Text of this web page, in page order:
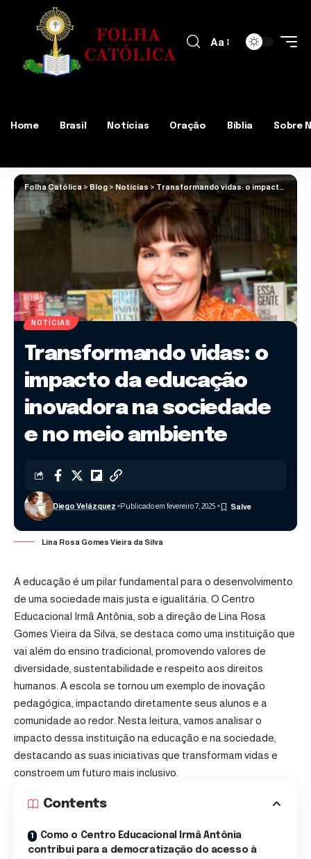
Aa
Home Brasil Notícias Oração Bíblia Sobre
Folha Católica >Blog > Notícias > Transformando vidas: o impacto da educação inovadora na sociedade e no meio ambiente
NOTÍCIAS
Transformando vidas: o
impacto da educação
inovadora na sociedade
e no meio ambiente
Diego Velázquez Publicado em fevereiro 7, 2025
Lina Rosa Gomes Vieira da Silva
A educação é um pilar fundamental para o desenvolvimento
de uma sociedade mais justa e igualitária. O Centro
Educacional Irmã Antônia, sob a direção de Lina Rosa
Gomes Vieira da Silva, se destaca como uma instituição que
vai além do ensino tradicional, promovendo valores de
diversidade, sustentabilidade e respeito aos direitos
humanos. A escola se tornou um exemplo de inovação
pedagógica, impactando diretamente seus alunos e a
comunidade ao redor. Nesta leitura, vamos analisar o
impacto dessa instituição na educação e na sociedade,
destacando as suas iniciativas que transformam vidas e
constroem um futuro mais inclusivo.
Contents
Como o Centro Educacional Irmã Antônia
contribui para a democratização do acesso à